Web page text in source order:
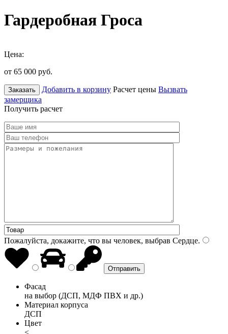
Гардеробная Гроса
Цена:
от 65 000 руб.
Заказать Добавить в корзину Расчет цены Вызвать
замерщика
Получить расчет
Пожалуйста, докажите, что вы человек, выбрав Сердце.
Фасад
на выбор (ДСП, МДФ ПВХ и др.)
Материал корпуса
ДСП
Цвет
<